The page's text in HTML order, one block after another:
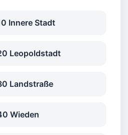
Innere Stadt
Leopoldstadt
Landstraße
Wieden